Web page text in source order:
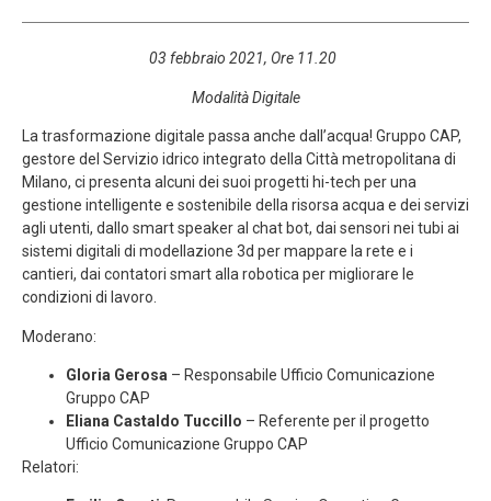
03 febbraio 2021, Ore 11.20
Modalità Digitale
La trasformazione digitale passa anche dall’acqua! Gruppo CAP,
gestore del Servizio idrico integrato della Città metropolitana di
Milano, ci presenta alcuni dei suoi progetti hi-tech per una
gestione intelligente e sostenibile della risorsa acqua e dei servizi
agli utenti, dallo smart speaker al chat bot, dai sensori nei tubi ai
sistemi digitali di modellazione 3d per mappare la rete e i
cantieri, dai contatori smart alla robotica per migliorare le
condizioni di lavoro.
Moderano:
Gloria Gerosa – Responsabile Ufficio Comunicazione
Gruppo CAP
Eliana Castaldo Tuccillo – Referente per il progetto
Ufficio Comunicazione Gruppo CAP
Relatori: